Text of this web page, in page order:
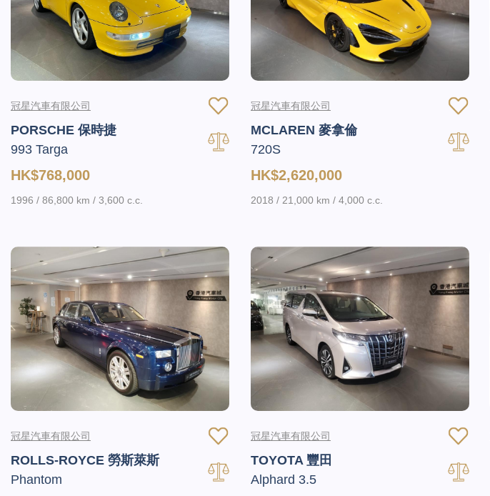
冠星汽車有限公司
PORSCHE 保時捷
993 Targa
HK$768,000
1996 / 86,800 km / 3,600 c.c.
冠星汽車有限公司
MCLAREN 麥拿倫
720S
HK$2,620,000
2018 / 21,000 km / 4,000 c.c.
冠星汽車有限公司
ROLLS-ROYCE 勞斯萊斯
Phantom
冠星汽車有限公司
TOYOTA 豐田
Alphard 3.5